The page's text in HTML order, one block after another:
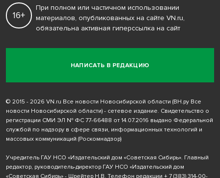
НАПИСАТЬ В РЕДАКЦИЮ
16+
При полном или частичном использовании
материалов, опубликованных на сайте VN.ru,
обязательна активная гиперссылка на сайт
© 2015 - 2026 VN.ru Все новости Новосибирской области (ВН.ру Все
новости Новосибирской области) - сетевое издание. Свидетельство о
регистрации СМИ ЭЛ № ФС 77-66488 от 14.07.2016 выдано Федеральной
службой по надзору в сфере связи, информационных технологий и
массовых коммуникаций (Роскомнадзор)
Учредитель ГАУ НСО «Издательский дом «Советская Сибирь». Главный
редактор, руководитель-директор ГАУ НСО «Издательский дом
«Советская Сибирь» - Шрейтер Н.В. Телефон редакции + 7 (383) 314-00-